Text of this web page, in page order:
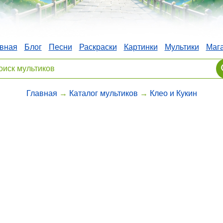
Блог Песни Раскраски Картинки Мультики
Главная → Каталог мультиков → Клео и Кукин